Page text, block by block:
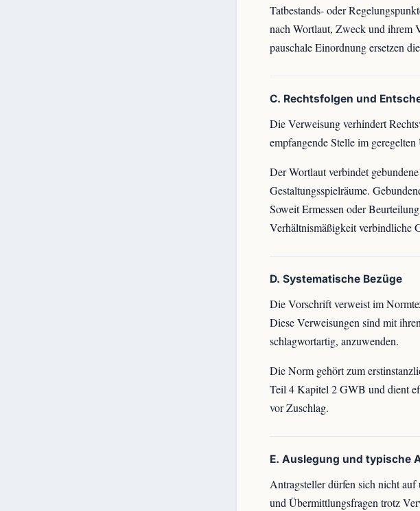
Tatbestands- oder
nach Wortlaut, Zweck und ihrem
pauschale Einordnung ersetzen
C. Rechtsfolgen und
Die Verweisung verhindert
empfangende Stelle im geregelten
Der Wortlaut verbindet
Gestaltungsspielräume.
Soweit Ermessen oder
Verhältnismäßigkeit verbindliche
D. Systematische Bezüge
Die Vorschrift verweist im
Diese Verweisungen sind mit
schlagwortartig, anzuwenden.
Die Norm gehört zum
Teil 4 Kapitel 2 GWB und dient
vor Zuschlag.
E. Auslegung und typische
Antragsteller dürfen sich nicht
und Übermittlungsfragen trotz